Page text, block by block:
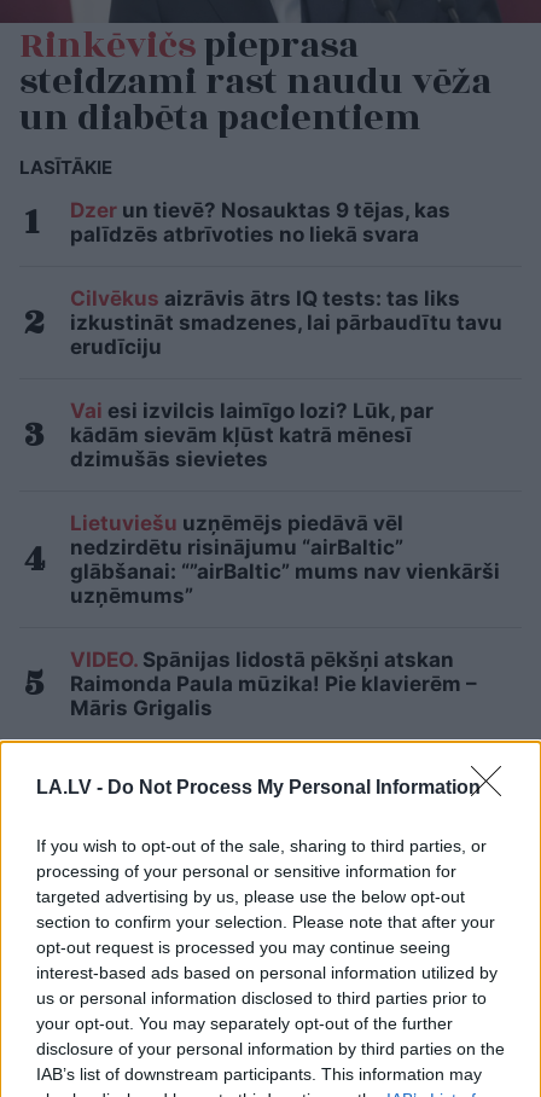
LA.LV - Do Not Process My Personal Information
If you wish to opt-out of the sale, sharing to third parties, or
processing of your personal or sensitive information for
targeted advertising by us, please use the below opt-out
section to confirm your selection. Please note that after your
opt-out request is processed you may continue seeing
interest-based ads based on personal information utilized by
us or personal information disclosed to third parties prior to
your opt-out. You may separately opt-out of the further
disclosure of your personal information by third parties on the
IAB’s list of downstream participants. This information may
Rinkēvičspieprasa
steidzami rast naudu vēža
un diabēta pacientiem
LASĪTĀKIE
Dzer un tievē? Nosauktas 9 tējas, kas
palīdzēs atbrīvoties no liekā svara
Cilvēkus aizrāvis ātrs IQ tests: tas liks
izkustināt smadzenes, lai pārbaudītu tavu
erudīciju
Vai esi izvilcis laimīgo lozi? Lūk, par
kādām sievām kļūst katrā mēnesī
dzimušās sievietes
Lietuviešu uzņēmējs piedāvā vēl
nedzirdētu risinājumu “airBaltic”
glābšanai: “”airBaltic” mums nav vienkārši
uzņēmums”
VIDEO. Spānijas lidostā pēkšņi atskan
Raimonda Paula mūzika! Pie klavierēm –
Māris Grigalis
Sadarbības projekts